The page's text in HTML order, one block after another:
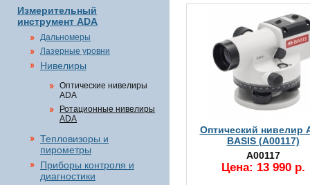
Измерительный
инструмент ADA
Дальномеры
Лазерные уровни
Нивелиры
Оптические нивелиры
ADA
Ротационные нивелиры
ADA
Тепловизоры и
пирометры
Приборы контроля и
диагностики
Оптический нивелир
BASIS (А00117)
А00117
Цена: 13 990 р.